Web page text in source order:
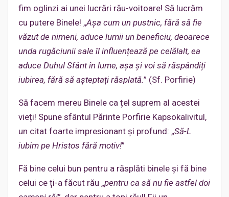
fim oglinzi ai unei lucrări rău-voitoare! Să lucrăm
cu putere Binele! ,,Așa cum un pustnic, fără să fie
văzut de nimeni, aduce lumii un beneficiu, deoarece
unda rugăciunii sale îl influențează pe celălalt, ea
aduce Duhul Sfânt în lume, așa și voi să răspândiți
iubirea, fără să așteptați răsplată.” (Sf. Porfirie)
Să facem mereu Binele ca țel suprem al acestei
vieți! Spune sfântul Părinte Porfirie Kapsokalivitul,
un citat foarte impresionant și profund: „Să-L
iubim pe Hristos fără motiv!”
Fă bine celui bun pentru a răsplăti binele și fă bine
celui ce ți-a făcut rău „pentru ca să nu fie astfel doi